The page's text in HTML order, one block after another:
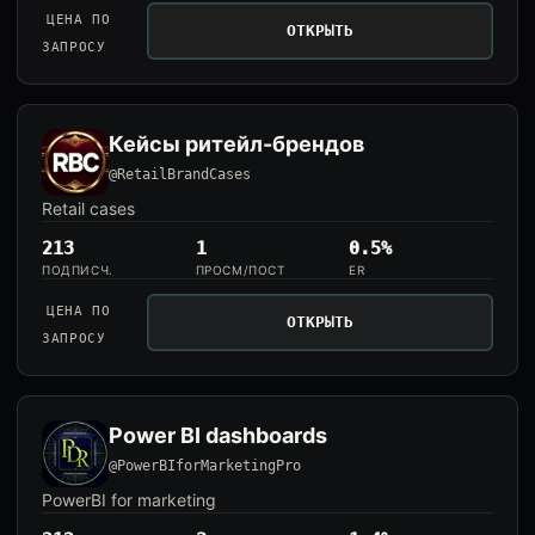
ЦЕНА ПО
ЗАПРОСУ
ОТКРЫТЬ
Кейсы ритейл-брендов
@RetailBrandCases
Retail cases
213
ПОДПИСЧ.
1
ПРОСМ/ПОСТ
0.5%
ER
ЦЕНА ПО
ЗАПРОСУ
ОТКРЫТЬ
Power BI dashboards
@PowerBIforMarketingPro
PowerBI for marketing